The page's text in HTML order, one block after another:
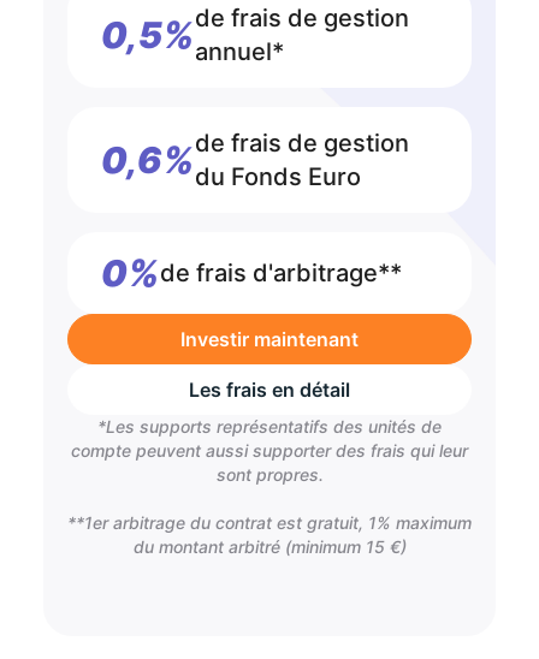
0,5%de frais de gestion
annuel*
0,6%de frais de gestion
du Fonds Euro
0%de frais d'arbitrage**
Investir maintenant
Les frais en détail
*Les supports représentatifs des unités de
compte peuvent aussi supporter des frais qui leur
sont propres.
**1er arbitrage du contrat est gratuit, 1% maximum
du montant arbitré (minimum 15 €)